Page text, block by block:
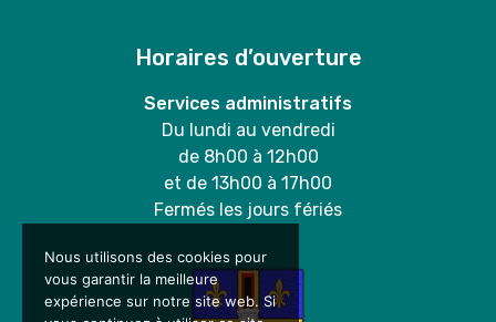
Horaires d’ouverture
Services administratifs
Du lundi au vendredi
de 8h00 à 12h00
et de 13h00 à 17h00
Fermés les jours fériés
Nous utilisons des cookies pour
vous garantir la meilleure
expérience sur notre site web. Si